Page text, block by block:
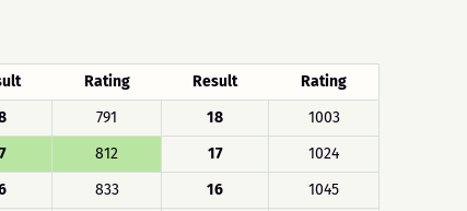
Rating Result
Rating
791 18
1003
812 17
1024
833 16
1045